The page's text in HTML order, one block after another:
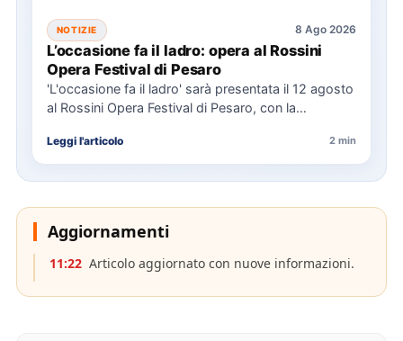
NOTIZIE 8 Ago 2026
L’occasione fa il ladro: opera al Rossini
Opera Festival di Pesaro
'L'occasione fa il ladro' sarà presentata il 12 agosto
al Rossini Opera Festival di Pesaro, con la
Leggi l'articolo 2 min
Aggiornamenti
11:22 Articolo aggiornato con nuove informazioni.